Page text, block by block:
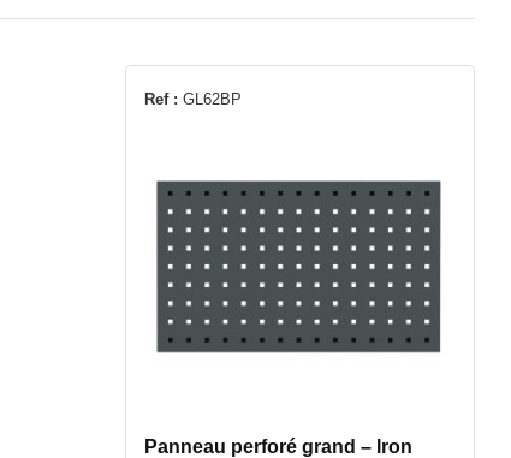
Ref : GL62BP
Panneau perforé grand – Iron